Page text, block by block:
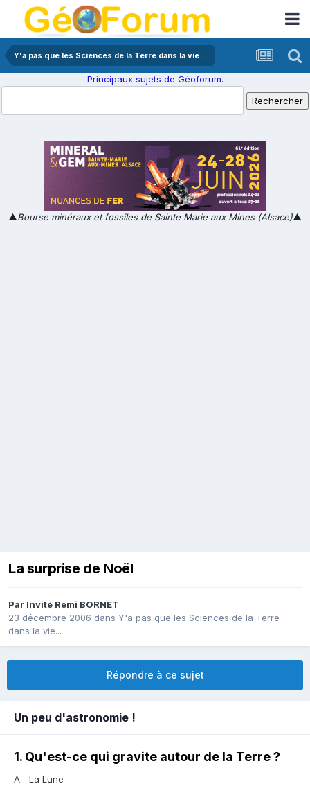
Y'a pas que les Sciences de la Terre dans la vie...
Principaux sujets de Géoforum.
▲Bourse minéraux et fossiles de Sainte Marie aux Mines (Alsace)▲
La surprise de Noël
Par Invité Rémi BORNET
23 décembre 2006 dans Y'a pas que les Sciences de la Terre
dans la vie...
Répondre à ce sujet
Un peu d'astronomie !
1. Qu'est-ce qui gravite autour de la Terre ?
A.- La Lune